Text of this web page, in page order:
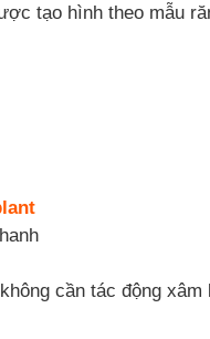
tạo hình theo mẫu
cần tác động